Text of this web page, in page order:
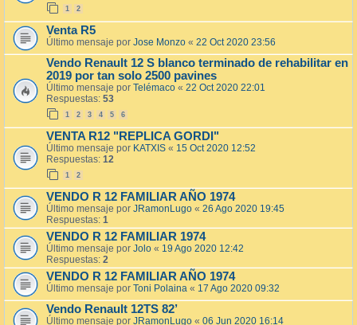
1 2
Venta R5
Último mensaje por Jose Monzo « 22 Oct 2020 23:56
Vendo Renault 12 S blanco terminado de rehabilitar en
2019 por tan solo 2500 pavines
Último mensaje por Telémaco « 22 Oct 2020 22:01
Respuestas: 53
1 2 3 4 5 6
VENTA R12 "REPLICA GORDI"
Último mensaje por KATXIS « 15 Oct 2020 12:52
Respuestas: 12
1 2
VENDO R 12 FAMILIAR AÑO 1974
Último mensaje por JRamonLugo « 26 Ago 2020 19:45
Respuestas: 1
VENDO R 12 FAMILIAR 1974
Último mensaje por Jolo « 19 Ago 2020 12:42
Respuestas: 2
VENDO R 12 FAMILIAR AÑO 1974
Último mensaje por Toni Polaina « 17 Ago 2020 09:32
Vendo Renault 12TS 82’
Último mensaje por JRamonLugo « 06 Jun 2020 16:14